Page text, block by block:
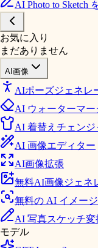
AI Photo to Sketch
お気に入り
まだありません
AI画像
AIポーズジェネレ
AI ウォーターマ
AI 着替えチェン
AI 画像エディター
AI画像拡張
無料AI画像ジェネ
無料の AI イメー
AI 写真スケッチ変
モデル